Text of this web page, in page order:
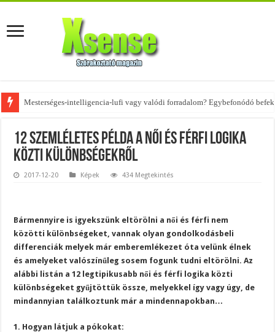
Az övtáskák továbbra is trendik – nézd meg, milyen stílusokhoz illenek!
12 szemléletes példa a női és férfi logika
közti különbségekről
2017-12-20 Képek 434 Megtekintés
Bármennyire is igyekszünk eltörölni a női és férfi nem
közötti különbségeket, vannak olyan gondolkodásbeli
differenciák melyek már emberemlékezet óta velünk élnek
és amelyeket valószínűleg sosem fogunk tudni eltörölni. Az
alábbi listán a 12 legtipikusabb női és férfi logika közti
különbségeket gyűjtöttük össze, melyekkel így vagy úgy, de
mindannyian találkoztunk már a mindennapokban…
1. Hogyan látjuk a pókokat: